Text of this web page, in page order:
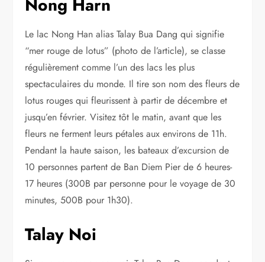
Nong Harn
Le lac Nong Han alias Talay Bua Dang qui signifie
“mer rouge de lotus” (photo de l’article), se classe
régulièrement comme l’un des lacs les plus
spectaculaires du monde. Il tire son nom des fleurs de
lotus rouges qui fleurissent à partir de décembre et
jusqu’en février. Visitez tôt le matin, avant que les
fleurs ne ferment leurs pétales aux environs de 11h.
Pendant la haute saison, les bateaux d’excursion de
10 personnes partent de Ban Diem Pier de 6 heures-
17 heures (300B par personne pour le voyage de 30
minutes, 500B pour 1h30).
Talay Noi